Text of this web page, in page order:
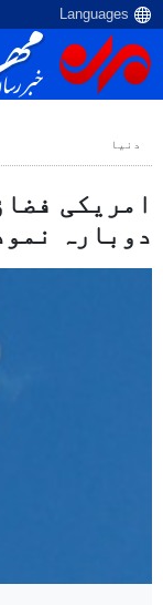
دنیا
امریکی
دوبارہ